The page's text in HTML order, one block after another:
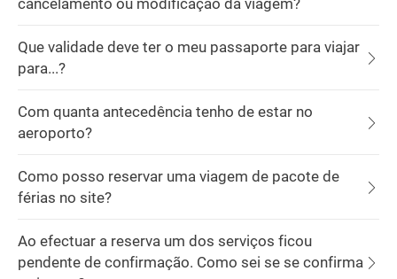
cancelamento ou modificação da viagem?
Que validade deve ter o meu passaporte para viajar
para...?
Com quanta antecedência tenho de estar no
aeroporto?
Como posso reservar uma viagem de pacote de
férias no site?
Ao efectuar a reserva um dos serviços ficou
pendente de confirmação. Como sei se se confirma